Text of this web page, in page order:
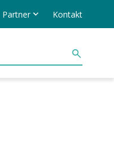
Partner Kontakt